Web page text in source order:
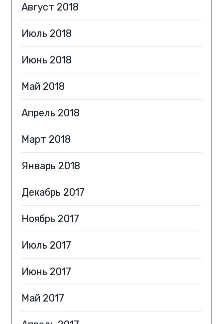
Август 2018
Июль 2018
Июнь 2018
Май 2018
Апрель 2018
Март 2018
Январь 2018
Декабрь 2017
Ноябрь 2017
Июль 2017
Июнь 2017
Май 2017